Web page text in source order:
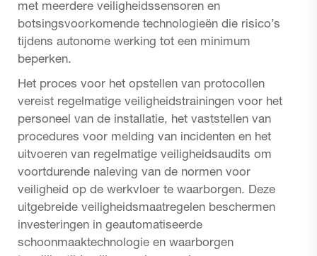
met meerdere veiligheidssensoren en
botsingsvoorkomende technologieën die risico’s
tijdens autonome werking tot een minimum
beperken.
Het proces voor het opstellen van protocollen
vereist regelmatige veiligheidstrainingen voor het
personeel van de installatie, het vaststellen van
procedures voor melding van incidenten en het
uitvoeren van regelmatige veiligheidsaudits om
voortdurende naleving van de normen voor
veiligheid op de werkvloer te waarborgen. Deze
uitgebreide veiligheidsmaatregelen beschermen
investeringen in geautomatiseerde
schoonmaaktechnologie en waarborgen